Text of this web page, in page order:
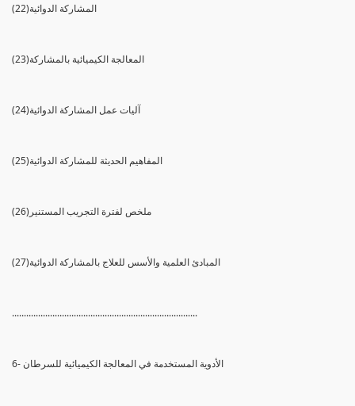
(22)المشاركة الدوائية
(23)المعالجة الكيميائية بالمشاركة
(24)آليات عمل المشاركة الدوائية
(25)المفاهيم الحديثة للمشاركة الدوائية
(26)ملخص لفترة التجريب المستنير
(27)المبادئ العلمية والأسس للعلاج بالمشاركة الدوائية
..............................................................................
6- الأدوية المستخدمة في المعالجة الكيميائية للسرطان